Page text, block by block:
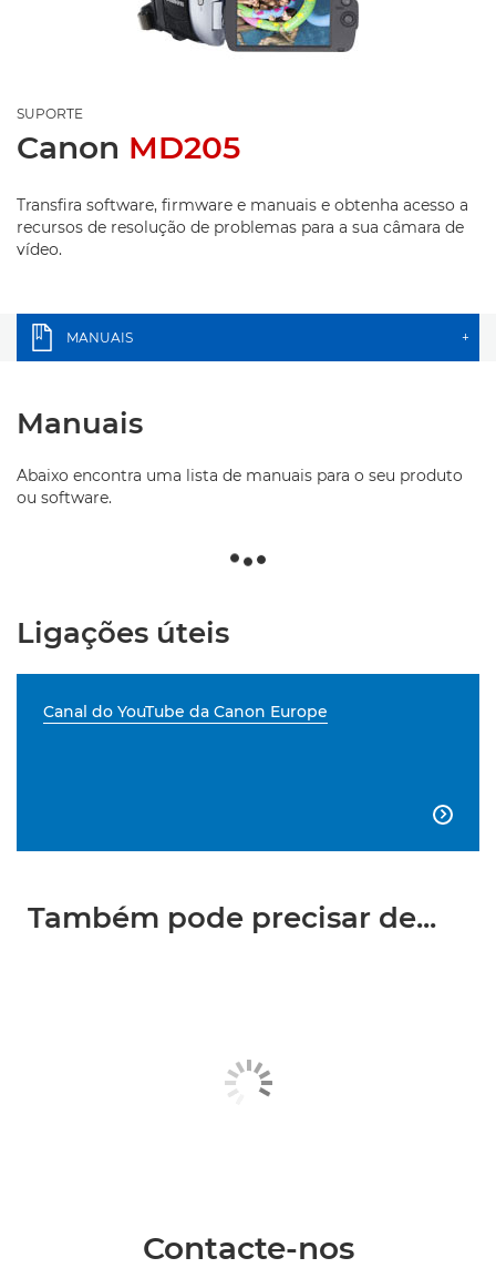
SUPORTE
Canon MD205
Transfira software, firmware e manuais e obtenha acesso a
recursos de resolução de problemas para a sua câmara de
vídeo.
MANUAIS +
Manuais
Abaixo encontra uma lista de manuais para o seu produto
ou software.
Ligações úteis
Canal do YouTube da Canon Europe

Também pode precisar de...
Contacte-nos